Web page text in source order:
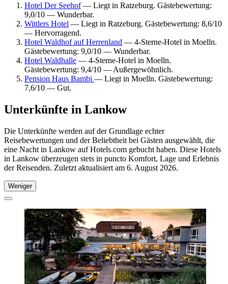
Hotel Der Seehof— Liegt in Ratzeburg. Gästebewertung:
9,0/10 — Wunderbar.
Wittlers Hotel — Liegt in Ratzeburg. Gästebewertung: 8,6/10
— Hervorragend.
Hotel Waldhof auf Herrenland — 4-Sterne-Hotel in Moelln.
Gästebewertung: 9,0/10 — Wunderbar.
Hotel Waldhalle — 4-Sterne-Hotel in Moelln.
Gästebewertung: 9,4/10 — Außergewöhnlich.
Pension Haus Bambi — Liegt in Moelln. Gästebewertung:
7,6/10 — Gut.
Unterkünfte in Lankow
Die Unterkünfte werden auf der Grundlage echter
Reisebewertungen und der Beliebtheit bei Gästen ausgewählt, die
eine Nacht in Lankow auf Hotels.com gebucht haben. Diese Hotels
in Lankow überzeugen stets in puncto Komfort, Lage und Erlebnis
der Reisenden. Zuletzt aktualisiert am 6. August 2026.
Weniger